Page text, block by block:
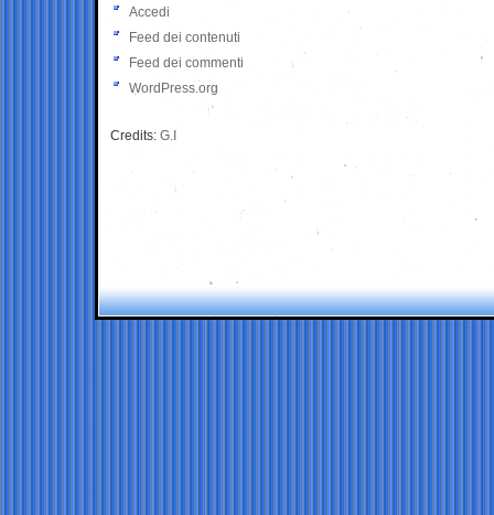
Accedi
Feed dei contenuti
Feed dei commenti
WordPress.org
Credits: G.I